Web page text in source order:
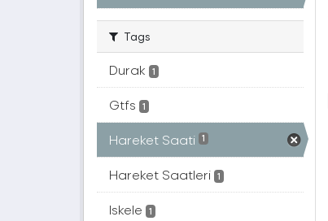
Tags
Durak 1
Gtfs 1
Hareket Saati 1
Hareket Saatleri 1
Iskele 1